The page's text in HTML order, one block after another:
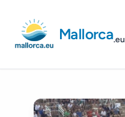
Mallorca.eu